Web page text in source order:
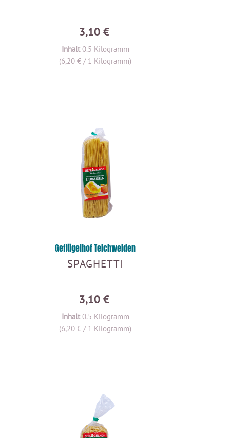
3,10 €
Inhalt 0.5 Kilogramm
(6,20 € / 1 Kilogramm)
Geflügelhof Teichweiden
SPAGHETTI
3,10 €
Inhalt0.5 Kilogramm
(6,20 € / 1 Kilogramm)